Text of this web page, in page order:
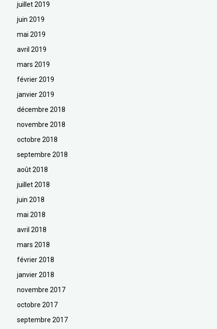
juillet 2019
juin 2019
mai 2019
avril 2019
mars 2019
février 2019
janvier 2019
décembre 2018
novembre 2018
octobre 2018
septembre 2018
août 2018
juillet 2018
juin 2018
mai 2018
avril 2018
mars 2018
février 2018
janvier 2018
novembre 2017
octobre 2017
septembre 2017